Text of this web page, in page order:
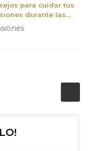
para cuidar tus
durante las
de verano